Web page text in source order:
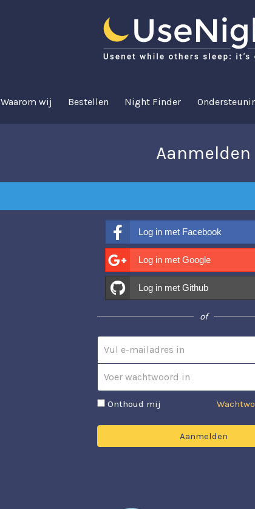
Waarom wij Bestellen Night Finder
Aanmelden
Log in met Facebook
Log in met Google
Log in met Github
of
Onthoud mij
Aanmelden